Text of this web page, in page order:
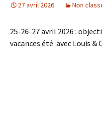
27 avril 2026 Non
25-26-27 avril 2026 :
vacances été avec Louis &